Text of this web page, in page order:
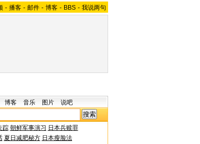
- 播客 - 邮件 - 博客 - BBS - 我说两句
博客 音乐 图片 说吧
踪 朝鲜军事演习 日本兵赎罪
夏日减肥秘方 日本瘦脸法